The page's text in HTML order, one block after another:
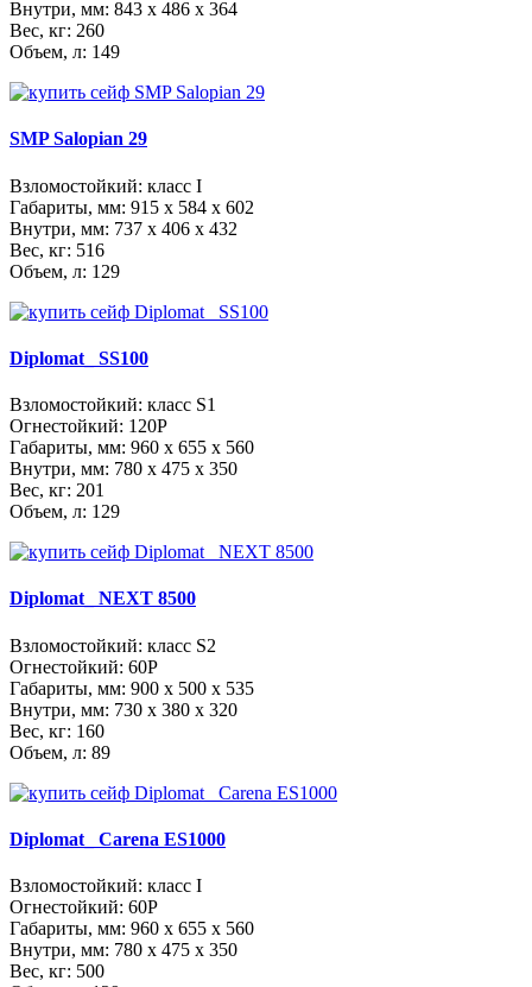
Внутри, мм: 843 x 486 x 364
Вес, кг: 260
Объем, л: 149
SMP Salopian 29
Взломостойкий: класс I
Габариты, мм: 915 x 584 x 602
Внутри, мм: 737 x 406 x 432
Вес, кг: 516
Объем, л: 129
Diplomat_ SS100
Взломостойкий: класс S1
Огнестойкий: 120Р
Габариты, мм: 960 x 655 x 560
Внутри, мм: 780 x 475 x 350
Вес, кг: 201
Объем, л: 129
Diplomat_ NEXT 8500
Взломостойкий: класс S2
Огнестойкий: 60Р
Габариты, мм: 900 x 500 x 535
Внутри, мм: 730 x 380 x 320
Вес, кг: 160
Объем, л: 89
Diplomat_ Carena ES1000
Взломостойкий: класс I
Огнестойкий: 60Р
Габариты, мм: 960 x 655 x 560
Внутри, мм: 780 x 475 x 350
Вес, кг: 500